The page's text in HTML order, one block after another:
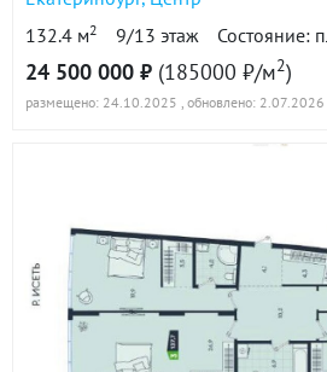
132.4 м2 9/13 этаж Состояние:
24 500 000 ₽ (185000 ₽/м2)
размещено: 24.10.2025 , обновлено: 2.07.2026